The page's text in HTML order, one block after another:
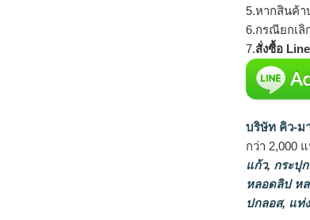
5.หากสินค้
6.กรณียกเลิ
7.สั่งซื้อ
บริษัท คิว-ม
กว่า 2,000
แก้ว, กระปุ
หลอดลิป ห
ปกลอส, แท่